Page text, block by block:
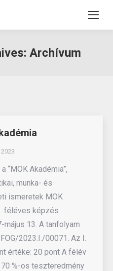
Archívum
“MOK Akadémia”,
munka- és
ismeretek MOK
féléves képzés
május 13. A tanfolyam
2023.I./00071. Az I.
értéke: 20 pont A félév
%-os teszteredmény